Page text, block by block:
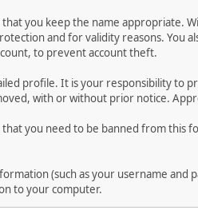
you keep the name appropriate.
and for validity reasons. You
to prevent account theft.
profile. It is your responsibility to
with or without prior notice.
you need to be banned from this
(such as your username and
to your computer.